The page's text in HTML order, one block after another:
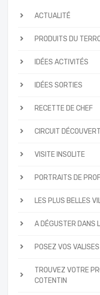
ACTUALITÉ
PRODUITS DU
IDÉES ACTIVITÉS
IDÉES SORTIES
RECETTE DE CHEF
CIRCUIT
VISITE INSOLITE
PORTRAITS DE
LES PLUS BELLES
A DÉGUSTER DANS
POSEZ VOS
TROUVEZ VOTRE
COTENTIN